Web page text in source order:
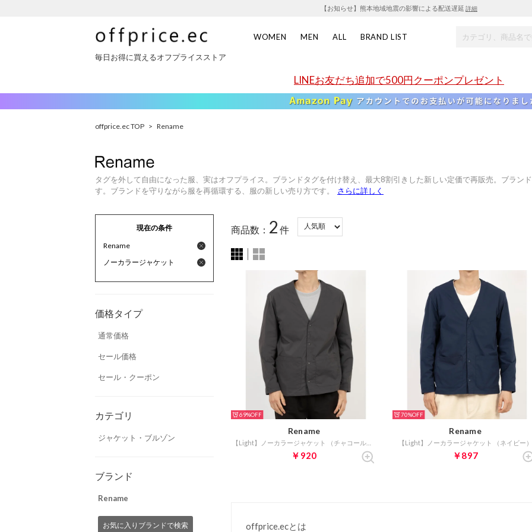
【お知らせ】熊本地域地震の影響による配送遅延 詳細
WOMEN MEN ALL BRAND LIST
毎日お得に買えるオフプライスストア
LINEお友だち追加で500円クーポンプレゼント
offprice.ec TOP > Rename
タグを外して自由になった服、実はオフプライス。ブランドタグを付け替え、最大8割引きした新しい定価で再販売。ブラン
す。ブランドを守りながら服を再循環する、服の新しい売り方です。
さらに詳しく
現在の条件
Rename
ノーカラージャケット
価格タイプ
通常価格
セール価格
セール・クーポン
カテゴリ
ジャケット・ブルゾン
ブランド
Rename
お気に入りブランドで検索
商品数： 2 件
69%
Rename
￥920
70%
Rename
【Light】ノーカラージャケット （ネイビー）
￥897
offprice.ecとは